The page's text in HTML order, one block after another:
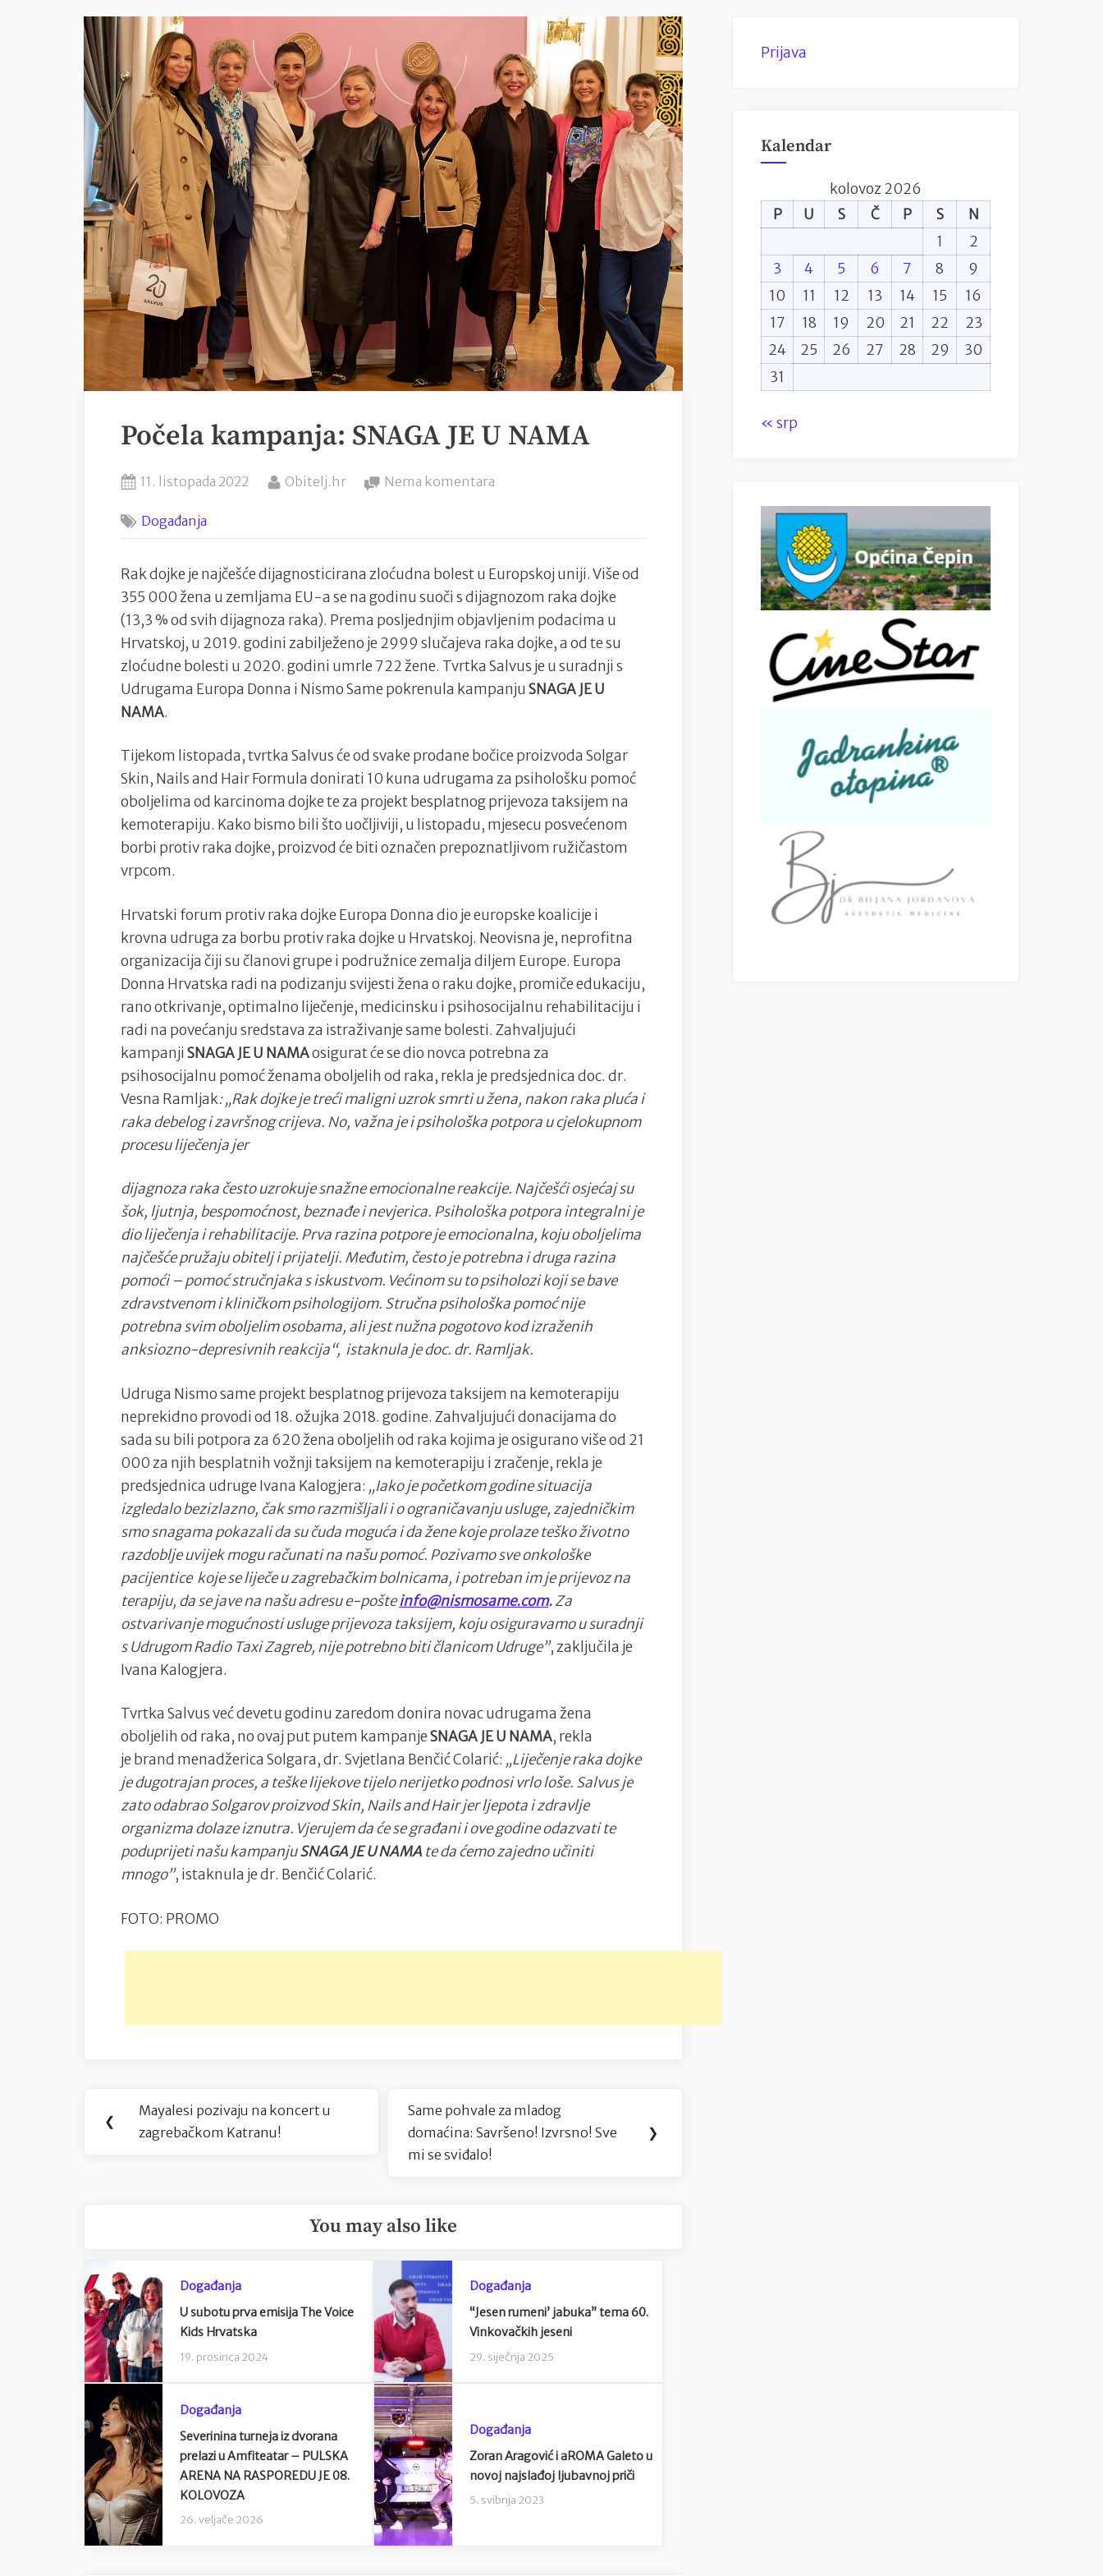
Počela kampanja: SNAGA JE U NAMA
Posted
11. listopada 2022 By
Obitelj.hr Nema komentara
JE
U
NAMA
Događanja
Rak dojke je najčešće dijagnosticirana zloćudna bolest u Europskoj uniji. Više od
355 000 žena u zemljama EU-a se na godinu suoči s dijagnozom raka dojke
(13,3 % od svih dijagnoza raka). Prema posljednjim objavljenim podacima u
Hrvatskoj, u 2019. godini zabilježeno je 2999 slučajeva raka dojke, a od te su
zloćudne bolesti u 2020. godini umrle 722 žene. Tvrtka Salvus je u suradnji s
Udrugama Europa Donna i Nismo Same pokrenula kampanju SNAGA JE U
NAMA.
Tijekom listopada, tvrtka Salvus će od svake prodane bočice proizvoda Solgar
Skin, Nails and Hair Formula donirati 10 kuna udrugama za psihološku pomoć
oboljelima od karcinoma dojke te za projekt besplatnog prijevoza taksijem na
kemoterapiju. Kako bismo bili što uočljiviji, u listopadu, mjesecu posvećenom
borbi protiv raka dojke, proizvod će biti označen prepoznatljivom ružičastom
vrpcom.
Hrvatski forum protiv raka dojke Europa Donna dio je europske koalicije i
krovna udruga za borbu protiv raka dojke u Hrvatskoj. Neovisna je, neprofitna
organizacija čiji su članovi grupe i podružnice zemalja diljem Europe. Europa
Donna Hrvatska radi na podizanju svijesti žena o raku dojke, promiče edukaciju,
rano otkrivanje, optimalno liječenje, medicinsku i psihosocijalnu rehabilitaciju i
radi na povećanju sredstava za istraživanje same bolesti. Zahvaljujući
kampanji SNAGA JE U NAMAosigurat će se dio novca potrebna za
psihosocijalnu pomoć ženama oboljelih od raka, rekla je predsjednica doc. dr.
Vesna Ramljak: „Rak dojke je treći maligni uzrok smrti u žena, nakon raka pluća i
raka debelog i završnog crijeva. No, važna je i psihološka potpora u cjelokupnom
procesu liječenja jer
dijagnoza raka često uzrokuje snažne emocionalne reakcije. Najčešći osjećaj su
šok, ljutnja, bespomoćnost, beznađe i nevjerica. Psihološka potpora integralni je
dio liječenja i rehabilitacije. Prva razina potpore je emocionalna, koju oboljelima
najčešće pružaju obitelj i prijatelji. Međutim, često je potrebna i druga razina
pomoći – pomoć stručnjaka s iskustvom. Većinom su to psiholozi koji se bave
zdravstvenom i kliničkom psihologijom. Stručna psihološka pomoć nije
potrebna svim oboljelim osobama, ali jest nužna pogotovo kod izraženih
anksiozno-depresivnih reakcija“, istaknula je doc. dr. Ramljak.
Udruga Nismo same projekt besplatnog prijevoza taksijem na kemoterapiju
neprekidno provodi od 18. ožujka 2018. godine. Zahvaljujući donacijama do
sada su bili potpora za 620 žena oboljelih od raka kojima je osigurano više od 21
000 za njih besplatnih vožnji taksijem na kemoterapiju i zračenje, rekla je
predsjednica udruge Ivana Kalogjera: „Iako je početkom godine situacija
izgledalo bezizlazno, čak smo razmišljali i o ograničavanju usluge, zajedničkim
smo snagama pokazali da su čuda moguća i da žene koje prolaze teško životno
razdoblje uvijek mogu računati na našu pomoć. Pozivamo sve onkološke
pacijentice koje se liječe u zagrebačkim bolnicama, i potreban im je prijevoz na
terapiju, da se jave na našu adresu e-pošteinfo@nismosame.com.Za
ostvarivanje mogućnosti usluge prijevoza taksijem, koju osiguravamo u suradnji
s Udrugom Radio Taxi Zagreb, nije potrebno biti članicom Udruge”, zaključila je
Ivana Kalogjera.
Tvrtka Salvus već devetu godinu zaredom donira novac udrugama žena
oboljelih od raka, no ovaj put putem kampanjeSNAGA JE U NAMA, rekla
je brand menadžerica Solgara, dr. Svjetlana Benčić Colarić: „Liječenje raka dojke
je dugotrajan proces, a teške lijekove tijelo nerijetko podnosi vrlo loše. Salvus je
zato odabrao Solgarov proizvod Skin, Nails and Hair jer ljepota i zdravlje
organizma dolaze iznutra. Vjerujem da će se građani i ove godine odazvati te
poduprijeti našu kampanjuSNAGA JE U NAMA te da ćemo zajedno učiniti
mnogo”, istaknula je dr. Benčić Colarić.
FOTO: PROMO
Navigacija
objava
❮
Previous
Post:
Mayalesi pozivaju na koncert u
zagrebačkom Katranu!
Next
Post:
Same pohvale za mladog
domaćina: Savršeno! Izvrsno! Sve
mi se sviđalo!
❯
You may also like
Događanja
U subotu prva emisija The Voice
Kids Hrvatska
19. prosinca 2024
Događanja
“Jesen rumeni’ jabuka” tema 60.
Vinkovačkih jeseni
29. siječnja 2025
Događanja
Severinina turneja iz dvorana
prelazi u Amfiteatar – PULSKA
ARENA NA RASPOREDU JE 08.
KOLOVOZA
26. veljače 2026
Događanja
Zoran Aragović i aROMA Galeto u
novoj najslađoj ljubavnoj priči
5. svibnja 2023
Prijava
Kalendar
kolovoz 2026
P
U S Č P S
N
1
2
3
4 5 6 7 8
9
10
11 12 13 14 15
16
17
18 19 20 21 22
23
24
25 26 27 28 29
30
31
« srp